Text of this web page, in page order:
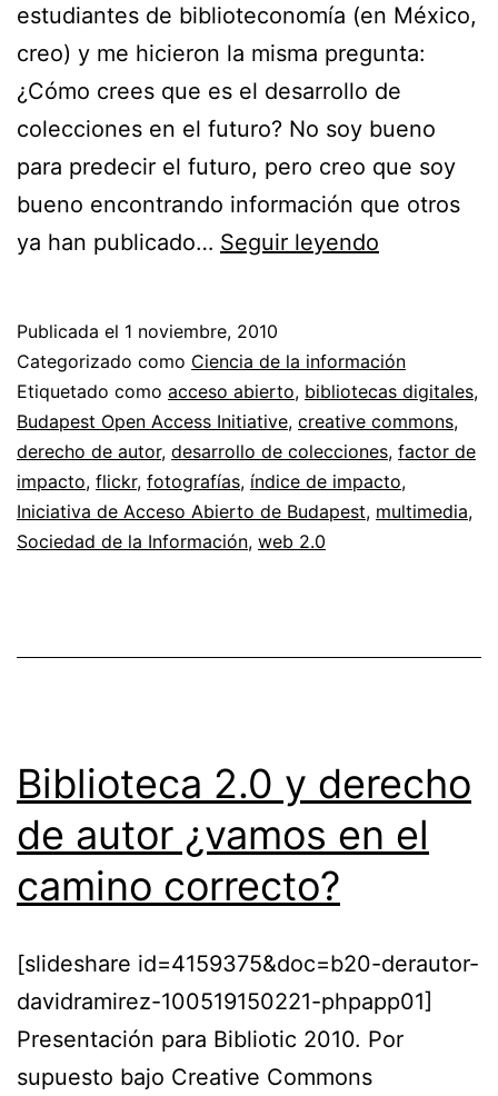
estudiantes de biblioteconomía (en México,
creo) y me hicieron la misma pregunta:
¿Cómo crees que es el desarrollo de
colecciones en el futuro? No soy bueno
para predecir el futuro, pero creo que soy
bueno encontrando información que otros
ya han publicado… Seguir leyendo
en
bibliotecas
digitales
Publicada el 1 noviembre, 2010
Categorizado como Ciencia de la información
Etiquetado como acceso abierto, bibliotecas digitales,
Budapest Open Access Initiative, creative commons,
derecho de autor, desarrollo de colecciones, factor de
impacto, flickr, fotografías, índice de impacto,
Iniciativa de Acceso Abierto de Budapest, multimedia,
Sociedad de la Información, web 2.0
Biblioteca 2.0 y derecho
de autor ¿vamos en el
camino correcto?
[slideshare id=4159375&doc=b20-derautor-
davidramirez-100519150221-phpapp01]
Presentación para Bibliotic 2010. Por
supuesto bajo Creative Commons